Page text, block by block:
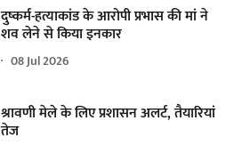
दुष्कर्म-हत्याकांड के आरोपी प्रभास की मां ने
शव लेने से किया इनकार
08 Jul 2026
श्रावणी मेले के लिए प्रशासन अलर्ट, तैयारियां
तेज